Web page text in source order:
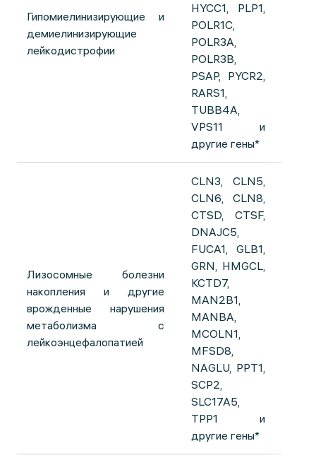
Гипомиелинизирующие и
демиелинизирующие
лейкодистрофии
HYCC1, PLP1,
POLR1C,
POLR3A,
POLR3B,
PSAP, PYCR2,
RARS1,
TUBB4A,
VPS11 и
другие гены*
Лизосомные болезни
накопления и другие
врожденные нарушения
метаболизма с
лейкоэнцефалопатией
CLN3, CLN5,
CLN6, CLN8,
CTSD, CTSF,
DNAJC5,
FUCA1, GLB1,
GRN, HMGCL,
KCTD7,
MAN2B1,
MANBA,
MCOLN1,
MFSD8,
NAGLU, PPT1,
SCP2,
SLC17A5,
TPP1 и
другие гены*